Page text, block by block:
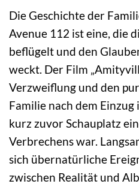
Die Geschichte der
Avenue 112 ist eine, die
beflügelt und den
weckt. Der Film
Verzweiflung und den
Familie nach dem Einzug
kurz zuvor Schauplatz
Verbrechens war.
sich übernatürliche
zwischen Realität und